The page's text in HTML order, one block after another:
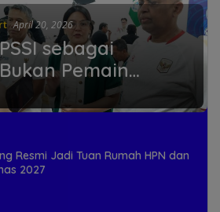
April 20, 2026
sebagai
Pemain
Resmi Jadi Tuan Rumah HPN dan
2027